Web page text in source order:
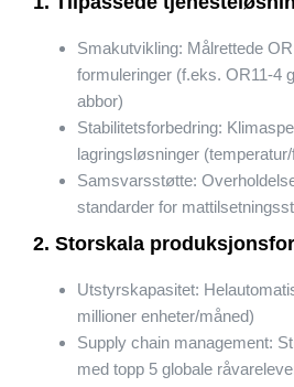
Smakutvikling: Målrettede
formuleringer (f.eks. OR11-4
abbor)
Stabilitetsforbedring:
lagringsløsninger
Samsvarsstøtte:
standarder for
2. Storskala
Utstyrskapasitet:
millioner enheter/måned)
Supply chain management:
med topp 5 globale